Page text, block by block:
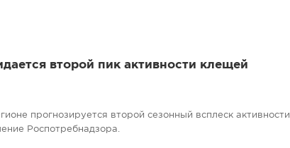
второй пик активности клещей
прогнозируется второй сезонный всплеск активности
Роспотребнадзора.